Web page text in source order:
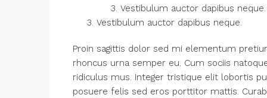
Vestibulum auctor dapibus neque.
Vestibulum auctor dapibus neque.
Proin sagittis dolor sed mi elementum
rhoncus urna semper eu. Cum sociis
ridiculus mus. Integer tristique elit lobortis
posuere felis sed eros porttitor mattis.